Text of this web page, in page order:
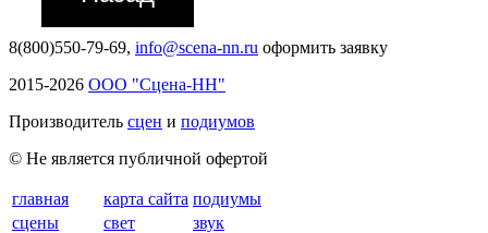
8(800)550-79-69, info@scena-nn.ru оформить заявку
2015-2026 ООО "Сцена-НН"
Производитель сцен и подиумов
© Не является публичной офертой
главная карта сайта подиумы
сцены
свет звук